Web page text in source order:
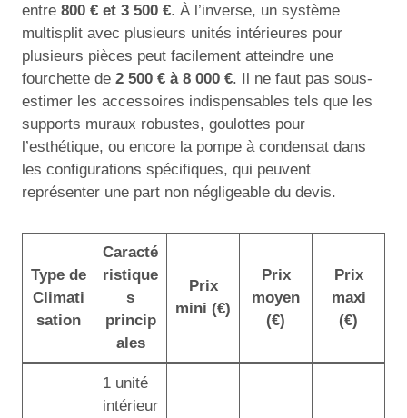
entre 800 € et 3 500 €. À l’inverse, un système
multisplit avec plusieurs unités intérieures pour
plusieurs pièces peut facilement atteindre une
fourchette de 2 500 € à 8 000 €. Il ne faut pas sous-
estimer les accessoires indispensables tels que les
supports muraux robustes, goulottes pour
l’esthétique, ou encore la pompe à condensat dans
les configurations spécifiques, qui peuvent
représenter une part non négligeable du devis.
Type de
Climati
sation
Caracté
ristique
s
princip
ales
Prix
mini (€)
Prix
moyen
(€)
Prix
maxi
(€)
1 unité
intérieur